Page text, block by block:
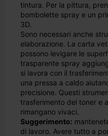
tintura. Per la pittura,
bombolette spray e un
3D.
Sono necessari anche
elaborazione. La carta
possono levigare le
trasparente spray
si lavora con il
una pressa a caldo
precisione. Questi
trasferimento del toner e
rimangano vivaci.
Suggerimento:
di lavoro. Avere tutto a